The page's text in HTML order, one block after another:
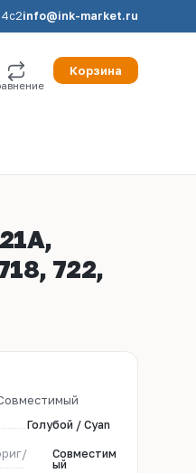
info@ink-market.ru
Корзина
722,
Голубой / Cyan
Совместим
ый